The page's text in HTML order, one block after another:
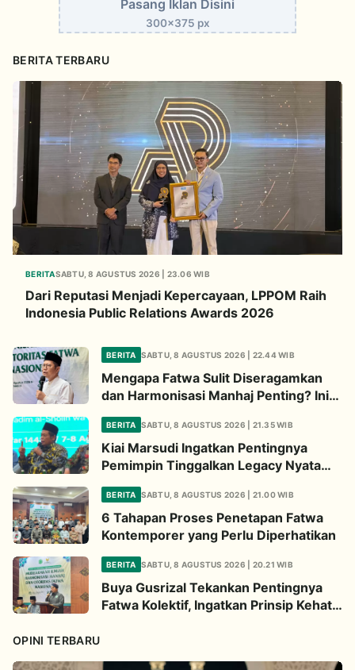
Pasang Iklan Disini
300x375 px
BERITA TERBARU
BERITASABTU, 8 AGUSTUS 2026 | 23.06 WIB
Dari Reputasi Menjadi Kepercayaan, LPPOM Raih
Indonesia Public Relations Awards 2026
BERITA SABTU, 8 AGUSTUS 2026 | 22.44 WIB
Mengapa Fatwa Sulit Diseragamkan
dan Harmonisasi Manhaj Penting? Ini
BERITA SABTU, 8 AGUSTUS 2026 | 21.35 WIB
Kiai Marsudi Ingatkan Pentingnya
Pemimpin Tinggalkan Legacy Nyata
BERITA SABTU, 8 AGUSTUS 2026 | 21.00 WIB
6 Tahapan Proses Penetapan Fatwa
Kontemporer yang Perlu Diperhatikan
BERITA SABTU, 8 AGUSTUS 2026 | 20.21 WIB
Buya Gusrizal Tekankan Pentingnya
Fatwa Kolektif, Ingatkan Prinsip Kehati-
OPINI TERBARU